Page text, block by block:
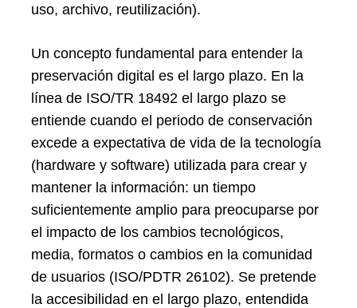
uso, archivo, reutilización).
Un concepto fundamental para entender la
preservación digital es el largo plazo. En la
línea de ISO/TR 18492 el largo plazo se
entiende cuando el periodo de conservación
excede a expectativa de vida de la tecnología
(hardware y software) utilizada para crear y
mantener la información: un tiempo
suficientemente amplio para preocuparse por
el impacto de los cambios tecnológicos,
media, formatos o cambios en la comunidad
de usuarios (ISO/PDTR 26102). Se pretende
la accesibilidad en el largo plazo, entendida